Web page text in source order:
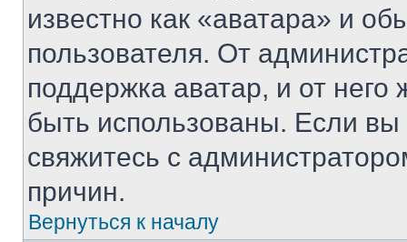
известно как «аватара» и
пользователя. От
поддержка аватар, и от него
быть использованы. Если
свяжитесь с
причин.
Вернуться к началу